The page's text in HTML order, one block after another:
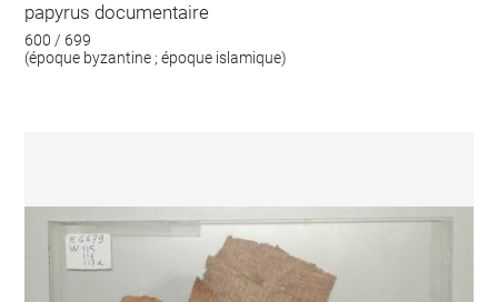
papyrus documentaire
600 / 699
(époque byzantine ; époque islamique)